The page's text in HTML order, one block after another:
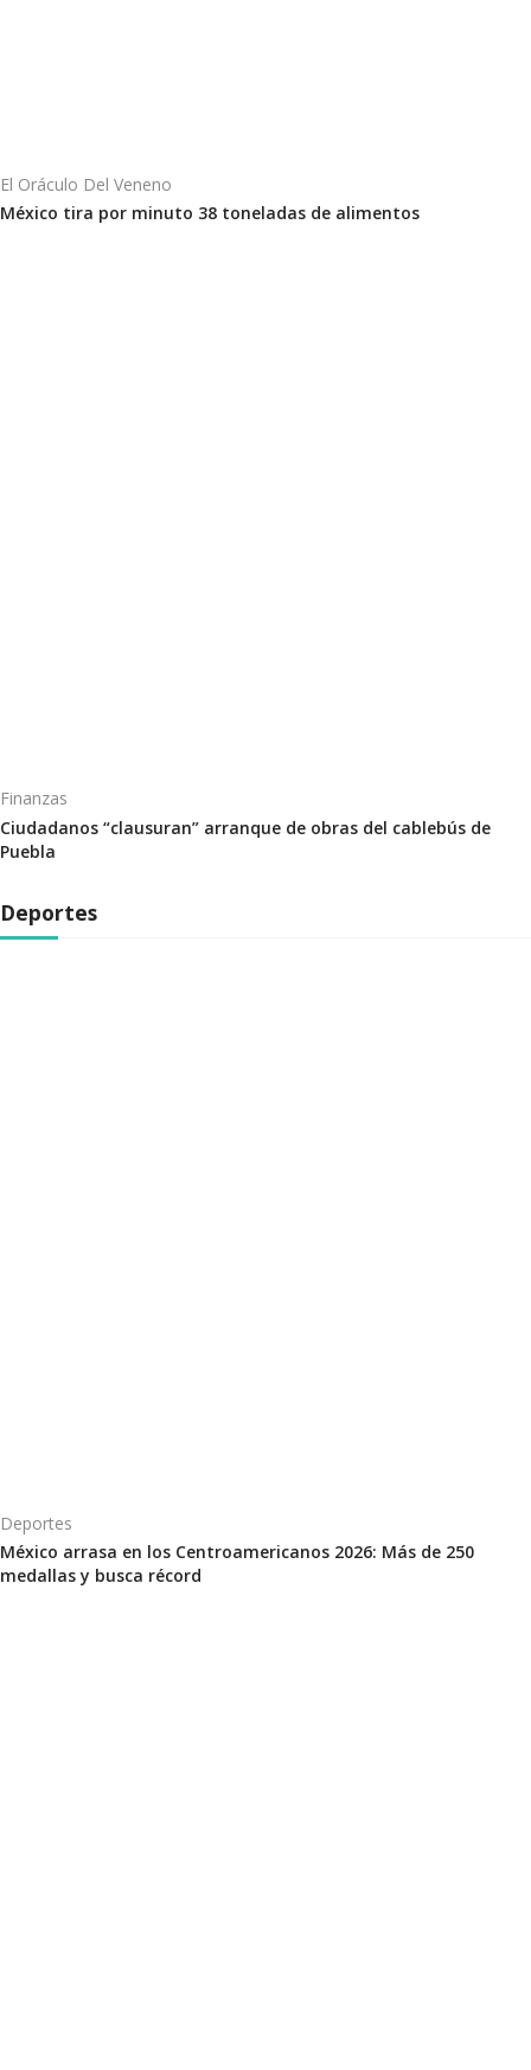
El Oráculo Del Veneno
México tira por minuto 38 toneladas de alimentos
Finanzas
Ciudadanos “clausuran” arranque de obras del cablebús de
Puebla
Deportes
Deportes
México arrasa en los Centroamericanos 2026: Más de 250
medallas y busca récord